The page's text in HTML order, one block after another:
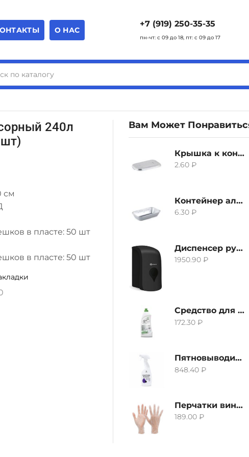
О НАС
+7 (919) 250-35-35
пн-чт: с 09 до 18, пт: с 09 до 17
240л
см
в пласте: 50 шт
в пласте: 50 шт
Вам Может
Крышка к контейнеру алюминиевого 380мл
2.60₽
Контейнер алюминиевый 380мл
6.30₽
Диспенсер ручной для жидкого мыла Grass IT-0638, черный
1950.90₽
Средство для удаления извести и ржавчины Grass Gloss-Gel, 500мл
172.30₽
Пятновыводитель Grass Hard Stain Remover, 600мл
848.40₽
Перчатки виниловые неопудренные CTP-BS, размер S
189.00₽